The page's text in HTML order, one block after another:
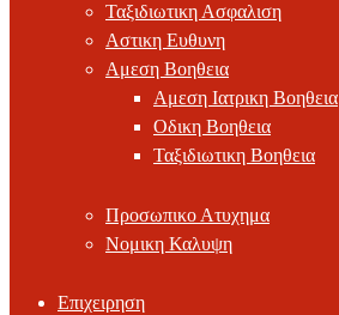
Ταξιδιωτικη Ασφαλιση
Αστικη Ευθυνη
Αμεση Βοηθεια
Αμεση Ιατρικη Βοηθεια
Οδικη Βοηθεια
Ταξιδιωτικη Βοηθεια
Προσωπικο Ατυχημα
Νομικη Καλυψη
Επιχειρηση